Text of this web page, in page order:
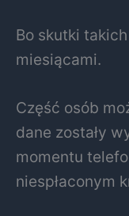
Bo skutki
miesiącami.
Część osób
dane zostały
momentu
niespłaconym